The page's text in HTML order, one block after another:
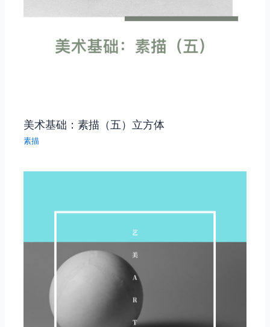
美术基础：素描（五）立方体
素描